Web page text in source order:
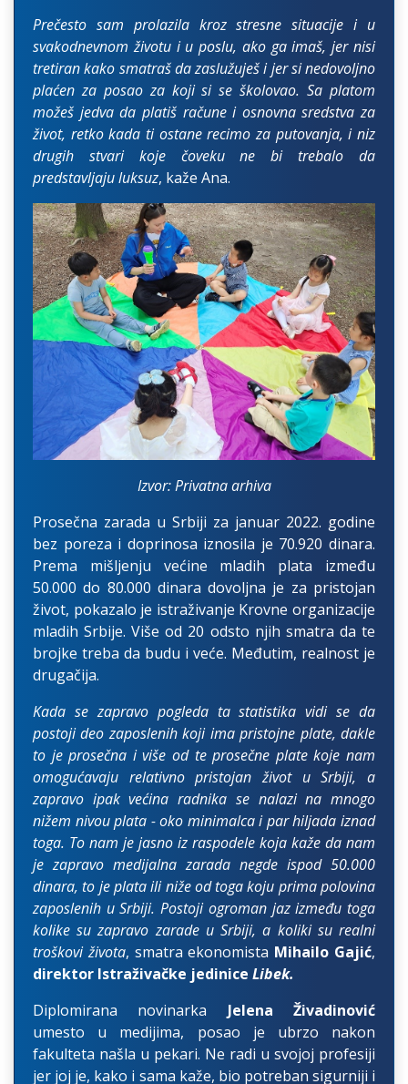
Prečesto sam prolazila kroz stresne situacije i u
svakodnevnom životu i u poslu, ako ga imaš, jer nisi
tretiran kako smatraš da zaslužuješ i jer si nedovoljno
plaćen za posao za koji si se školovao. Sa platom
možeš jedva da platiš račune i osnovna sredstva za
život, retko kada ti ostane recimo za putovanja, i niz
drugih stvari koje čoveku ne bi trebalo da
predstavljaju luksuz, kaže Ana.
Izvor: Privatna arhiva
Prosečna zarada u Srbiji za januar 2022. godine
bez poreza i doprinosa iznosila je 70.920 dinara.
Prema mišljenju većine mladih plata između
50.000 do 80.000 dinara dovoljna je za pristojan
život, pokazalo je istraživanje Krovne organizacije
mladih Srbije. Više od 20 odsto njih smatra da te
brojke treba da budu i veće. Međutim, realnost je
drugačija.
Kada se zapravo pogleda ta statistika vidi se da
postoji deo zaposlenih koji ima pristojne plate, dakle
to je prosečna i više od te prosečne plate koje nam
omogućavaju relativno pristojan život u Srbiji, a
zapravo ipak većina radnika se nalazi na mnogo
nižem nivou plata - oko minimalca i par hiljada iznad
toga. To nam je jasno iz raspodele koja kaže da nam
je zapravo medijalna zarada negde ispod 50.000
dinara, to je plata ili niže od toga koju prima polovina
zaposlenih u Srbiji. Postoji ogroman jaz između toga
kolike su zapravo zarade u Srbiji, a koliki su realni
troškovi života, smatra ekonomista Mihailo Gajić,
direktor Istraživačke jedinice Libek.
Diplomirana novinarka Jelena Živadinović
umesto u medijima, posao je ubrzo nakon
fakulteta našla u pekari. Ne radi u svojoj profesiji
jer joj je, kako i sama kaže, bio potreban sigurniji i